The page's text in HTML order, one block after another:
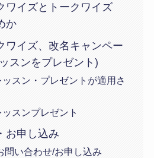
ワイズとトークワイズ
か
ワイズ、改名キャンペー
スンをプレゼント)
スン・プレゼントが適用さ
スンプレゼント
お申し込み
問い合わせ/お申し込み